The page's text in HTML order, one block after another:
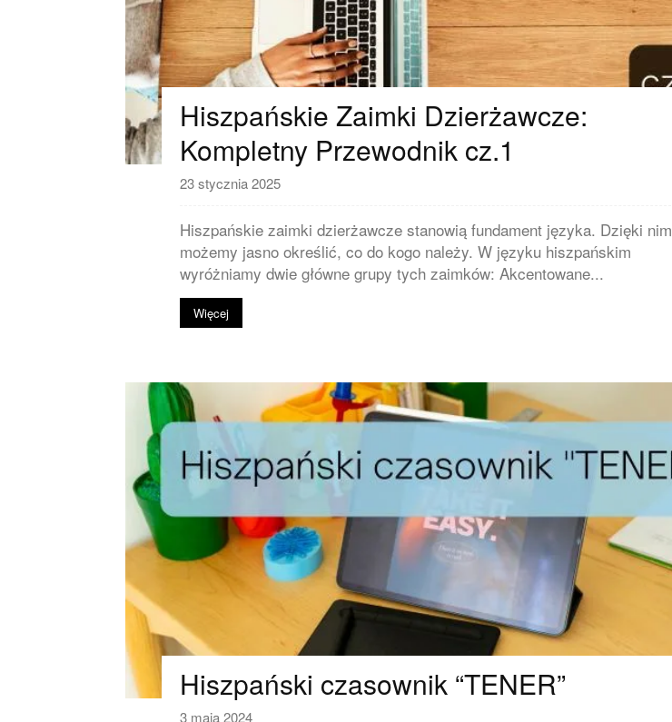
Hiszpańskie Zaimki Dzierżawcze:
Kompletny Przewodnik cz.1
23 stycznia 2025
Hiszpańskie zaimki dzierżawcze stanowią fundament języka. Dzięki nim
możemy jasno określić, co do kogo należy. W języku hiszpańskim
wyróżniamy dwie główne grupy tych zaimków: Akcentowane...
Więcej
Hiszpański czasownik “TENER”
3 maja 2024